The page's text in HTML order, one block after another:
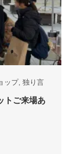
ップ, 独り言
トご来場あ